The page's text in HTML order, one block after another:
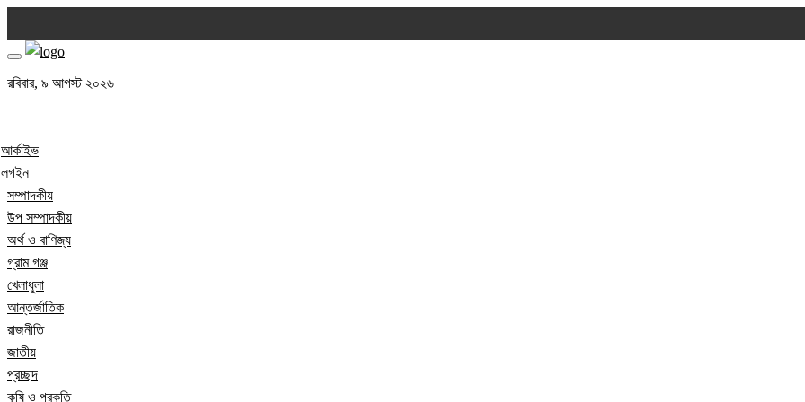
রবিবার, ৯ আগস্ট ২০২৬
আর্কাইভ
লগইন
সম্পাদকীয়
উপ সম্পাদকীয়
অর্থ ও বাণিজ্য
গ্রাম গঞ্জ
খেলাধুলা
আন্তর্জাতিক
রাজনীতি
জাতীয়
প্রচ্ছদ
কৃষি ও প্রকৃতি